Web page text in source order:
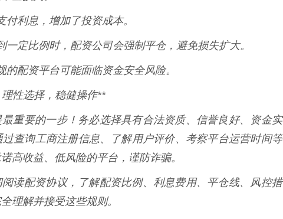
利息，增加了投资成本。
定比例时，配资公司会强制平仓，避免损失扩大。
配资平台可能面临资金安全风险。
性选择，稳健操作**
重要的一步！务必选择具有合法资质、信誉良好、资金实
查询工商注册信息、了解用户评价、考察平台运营时间等
高收益、低风险的平台，谨防诈骗。
读配资协议，了解配资比例、利息费用、平仓线、风控措
理解并接受这些规则。